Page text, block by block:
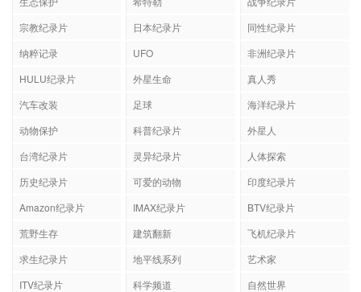
宗教纪录片
日本纪录片
同性纪录片
纳粹记录
UFO
非洲纪录片
HULU纪录片
外星生命
真人秀
汽车改装
足球
海洋纪录片
动物保护
科普纪录片
外星人
台湾纪录片
灵异纪录片
人体探索
历史纪录片
可爱的动物
印度纪录片
Amazon纪录片
IMAX纪录片
BTV纪录片
荒野生存
建筑翻新
飞机纪录片
求生纪录片
地平线系列
艺术家
ITV纪录片
科学频道
自然世界